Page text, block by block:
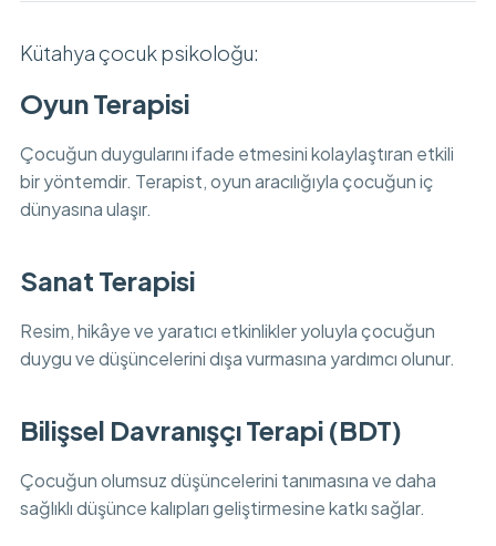
Kütahya çocuk psikoloğu:
Oyun Terapisi
Çocuğun duygularını ifade etmesini kolaylaştıran etkili
bir yöntemdir. Terapist, oyun aracılığıyla çocuğun iç
dünyasına ulaşır.
Sanat Terapisi
Resim, hikâye ve yaratıcı etkinlikler yoluyla çocuğun
duygu ve düşüncelerini dışa vurmasına yardımcı olunur.
Bilişsel Davranışçı Terapi (BDT)
Çocuğun olumsuz düşüncelerini tanımasına ve daha
sağlıklı düşünce kalıpları geliştirmesine katkı sağlar.